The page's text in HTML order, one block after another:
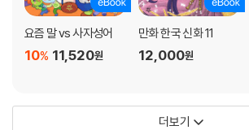
요즘 말 vs 사자성어
11,520원
10%
만화 한국 신화 11
12,000원
더보기